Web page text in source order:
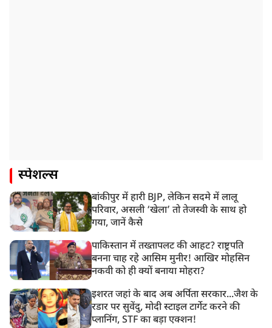
स्पेशल्स
बांकीपुर में हारी BJP, लेकिन सदमे में लालू
परिवार, असली ‘खेला’ तो तेजस्वी के साथ हो
गया, जानें कैसे
पाकिस्तान में तख्तापलट की आहट? राष्ट्रपति
बनना चाह रहे आसिम मुनीर! आखिर मोहसिन
नकवी को ही क्यों बनाया मोहरा?
इशरत जहां के बाद अब अर्पिता सरकार...जैश के
रडार पर सुवेंदु, मोदी स्टाइल टार्गेट करने की
प्लानिंग, STF का बड़ा एक्शन!